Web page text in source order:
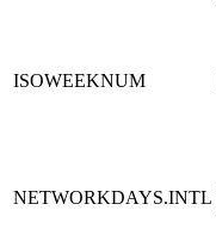
ISOWEEKNUM
NETWORKDAYS.INTL